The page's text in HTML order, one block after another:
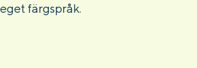
eget färgspråk.